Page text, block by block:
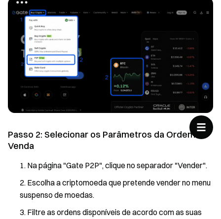
Passo 2: Selecionar os Parâmetros da Ordem de
Venda
Na página "Gate P2P", clique no separador "Vender".
Escolha a criptomoeda que pretende vender no menu
suspenso de moedas.
Filtre as ordens disponíveis de acordo com as suas